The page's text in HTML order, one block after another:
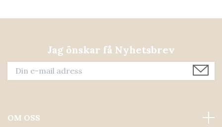
Jag önskar få Nyhetsbrev
OM OSS